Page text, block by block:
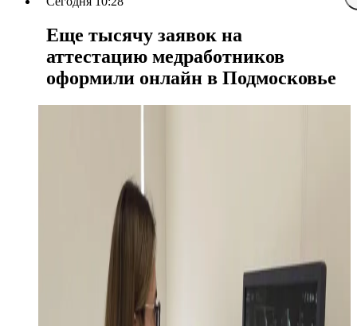
Еще тысячу заявок на
аттестацию медработников
оформили онлайн в Подмосковье